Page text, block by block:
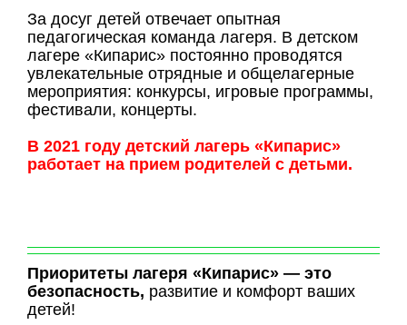
За досуг детей отвечает опытная
педагогическая команда лагеря. В детском
лагере «Кипарис» постоянно проводятся
увлекательные отрядные и общелагерные
мероприятия: конкурсы, игровые программы,
фестивали, концерты.
В 2021 году детский лагерь «Кипарис»
работает на прием родителей с детьми.
Приоритеты лагеря «Кипарис» — это
безопасность, развитие и комфорт ваших
детей!